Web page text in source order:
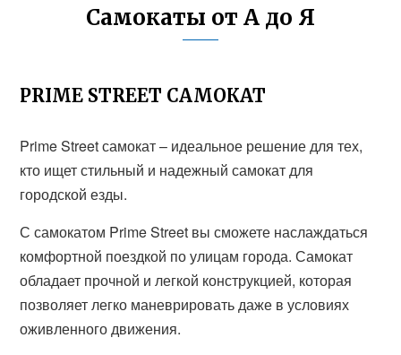
Самокаты от А до Я
PRIME STREET САМОКАТ
Prime Street самокат – идеальное решение для тех,
кто ищет стильный и надежный самокат для
городской езды.
С самокатом Prime Street вы сможете наслаждаться
комфортной поездкой по улицам города. Самокат
обладает прочной и легкой конструкцией, которая
позволяет легко маневрировать даже в условиях
оживленного движения.